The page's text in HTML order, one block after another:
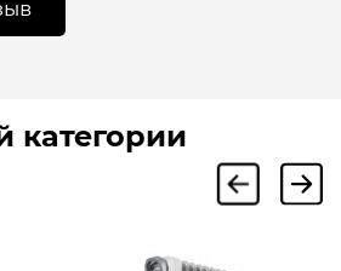
категории